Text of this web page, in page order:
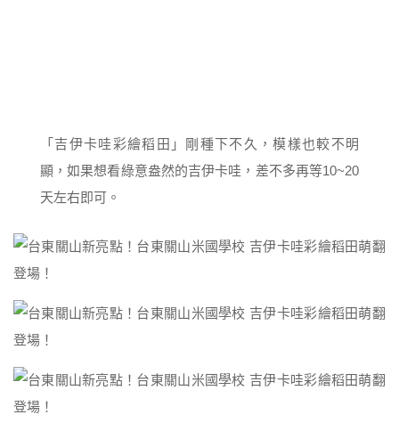
「吉伊卡哇彩繪稻田」剛種下不久，模樣也較不明
顯，如果想看綠意盎然的吉伊卡哇，差不多再等10~20
天左右即可。